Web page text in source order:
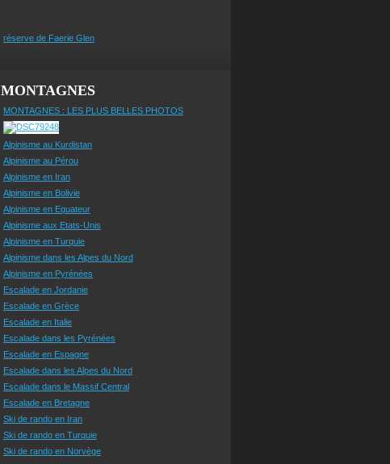
réserve de Faerie Glen
MONTAGNES
MONTAGNES : LES PLUS BELLES PHOTOS
Alpinisme au Kurdistan
Alpinisme au Pérou
Alpinisme en Iran
Alpinisme en Bolivie
Alpinisme en Equateur
Alpinisme aux Etats-Unis
Alpinisme en Turquie
Alpinisme dans les Alpes du Nord
Alpinisme en Pyrénées
Escalade en Jordanie
Escalade en Grèce
Escalade en Italie
Escalade dans les Pyrénées
Escalade en Espagne
Escalade dans les Alpes du Nord
Escalade dans le Massif Central
Escalade en Bretagne
Ski de rando en Iran
Ski de rando en Turquie
Ski de rando en Norvège